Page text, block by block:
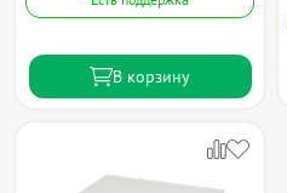
В корзину